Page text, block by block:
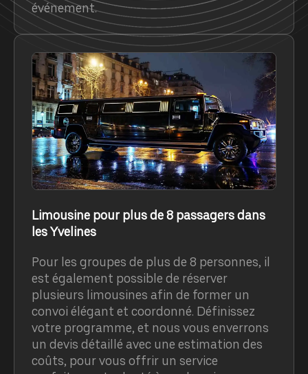
événement.
Limousine pour plus de 8 passagers dans
les Yvelines
Pour les groupes de plus de 8 personnes, il
est également possible de réserver
plusieurs limousines afin de former un
convoi élégant et coordonné. Définissez
votre programme, et nous vous enverrons
un devis détaillé avec une estimation des
coûts, pour vous offrir un service